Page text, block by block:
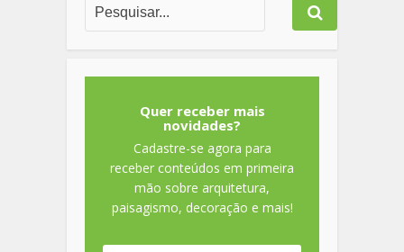
Quer receber mais
novidades?
Cadastre-se agora para
receber conteúdos em primeira
mão sobre arquitetura,
paisagismo, decoração e mais!